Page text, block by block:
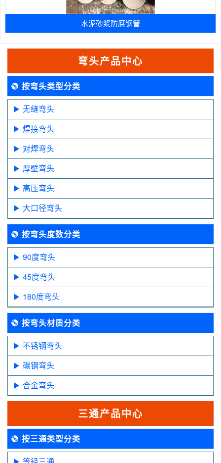
水泥砂浆防腐钢管
弯头产品中心
按弯头类型分类
无缝弯头
焊接弯头
对焊弯头
厚壁弯头
高压弯头
大口径弯头
按弯头度数分类
90度弯头
45度弯头
180度弯头
按弯头材质分类
不锈钢弯头
碳钢弯头
合金弯头
三通产品中心
按三通类型分类